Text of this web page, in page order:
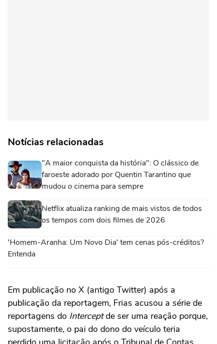
Notícias relacionadas
"A maior conquista da história": O clássico de
faroeste adorado por Quentin Tarantino que
mudou o cinema para sempre
Netflix atualiza ranking de mais vistos de todos
os tempos com dois filmes de 2026
'Homem-Aranha: Um Novo Dia' tem cenas pós-créditos?
Entenda
Em publicação no X (antigo Twitter) após a
publicação da reportagem, Frias acusou a série de
reportagens do Interceptde ser uma reação porque,
supostamente, o pai do dono do veículo teria